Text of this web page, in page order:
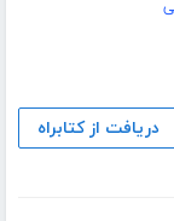
دریافت از کتابراه